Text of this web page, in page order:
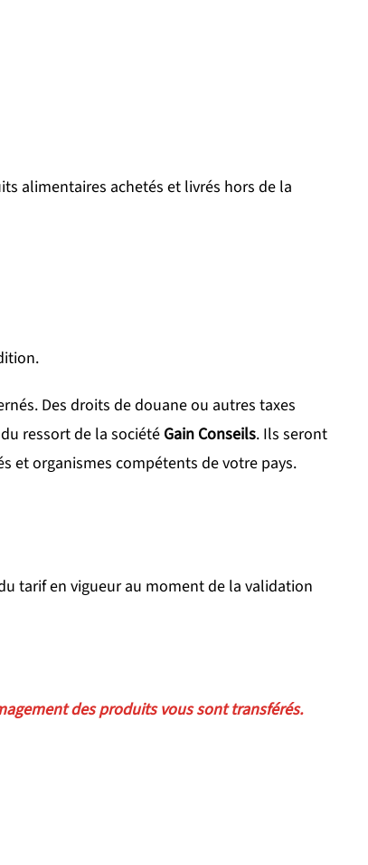
alimentaires achetés et livrés hors de la
Des droits de douane ou autres taxes
ressort de la société Gain Conseils. Ils seront
et organismes compétents de votre pays.
tarif en vigueur au moment de la validation
des produits vous sont transférés.